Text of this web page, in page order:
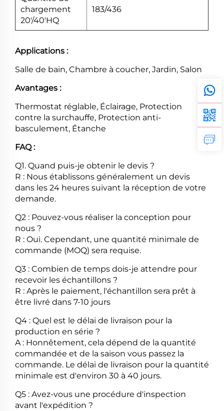
chargement
20'/40'HQ
183/436
Applications :
Salle de bain, Chambre à coucher, Jardin, Salon
Avantages :
Thermostat réglable, Éclairage, Protection
contre la surchauffe, Protection anti-
basculement, Étanche
FAQ :
Q1. Quand puis-je obtenir le devis ?
R : Nous établissons généralement un devis
dans les 24 heures suivant la réception de votre
demande.
Q2 : Pouvez-vous réaliser la conception pour
nous ?
R : Oui. Cependant, une quantité minimale de
commande (MOQ) sera requise.
Q3 : Combien de temps dois-je attendre pour
recevoir les échantillons ?
R : Après le paiement, l'échantillon sera prêt à
être livré dans 7-10 jours
Q4 : Quel est le délai de livraison pour la
production en série ?
A : Honnêtement, cela dépend de la quantité
commandée et de la saison vous passez la
commande. Le délai de livraison pour la quantité
minimale est d'environ 30 à 40 jours.
Q5 : Avez-vous une procédure d'inspection
avant l'expédition ?